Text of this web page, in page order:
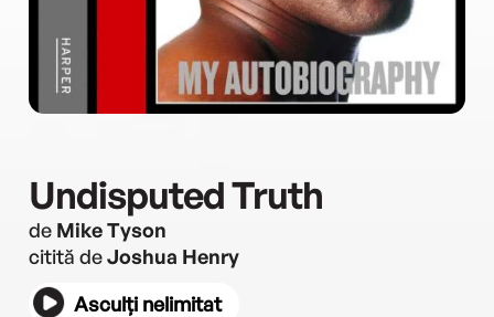
Undisputed Truth
de Mike Tyson
citită deJoshua Henry
Asculți nelimitat